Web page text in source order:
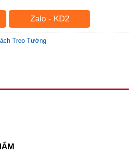
Zalo - KD2
Treo Tường